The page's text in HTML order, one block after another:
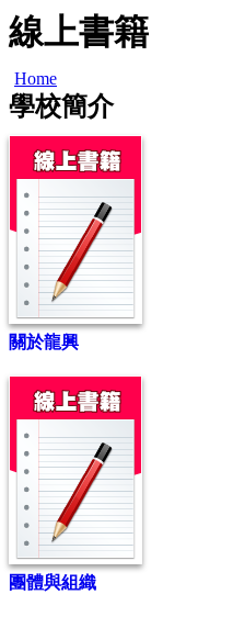
線上書籍
Home
學校簡介
關於龍興
團體與組織